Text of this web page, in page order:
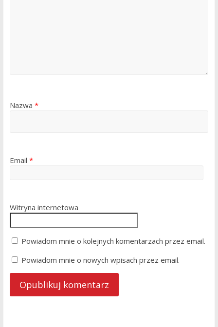
Nazwa *
Email *
Witryna internetowa
Powiadom mnie o kolejnych komentarzach przez email.
Powiadom mnie o nowych wpisach przez email.